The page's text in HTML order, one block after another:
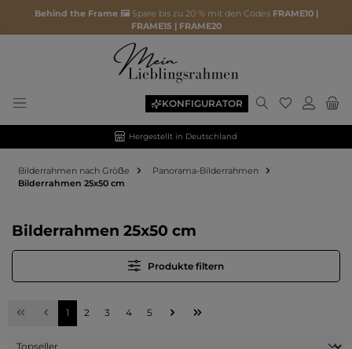
Behind the Frame 🖼️ Spare bis zu 20 % mit den Codes FRAME10 |
FRAME15 | FRAME20
KONFIGURATOR Du hast 0
Hergestellt in Deutschland
Bilderrahmen nach Gröẞe
Panorama-Bilderrahmen
Bilderrahmen 25x50 cm
Bilderrahmen 25x50 cm
Produkte filtern
Seite
1 Seite
2 Seite
3 Seite
4 Seite
5